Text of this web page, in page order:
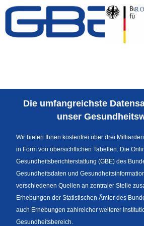
Zum Inhalt
Sprachumschaltung
Die umfangreichste
unser
Wir bieten Ihnen kostenfrei über drei
in Form von übersichtlichen Tabellen. Die
Gesundheitsberichterstattung (GBE) des
Gesundheitsdaten und
verschiedenen Quellen an zentraler Stelle
Erhebungen der Statistischen Ämter des
auch Erhebungen zahlreicher weiterer
Gesundheitsbereich.